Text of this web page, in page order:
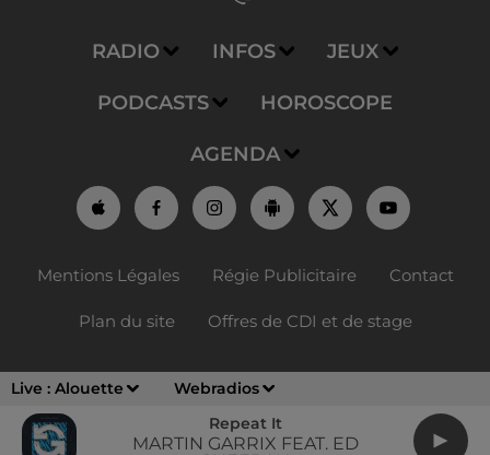
Live : Alouette
Webradios
Repeat It
MARTIN GARRIX FEAT. ED
RADIO INFOS JEUX
PODCASTS HOROSCOPE
AGENDA
Mentions Légales Régie Publicitaire Contact
Plan du site Offres de CDI et de stage